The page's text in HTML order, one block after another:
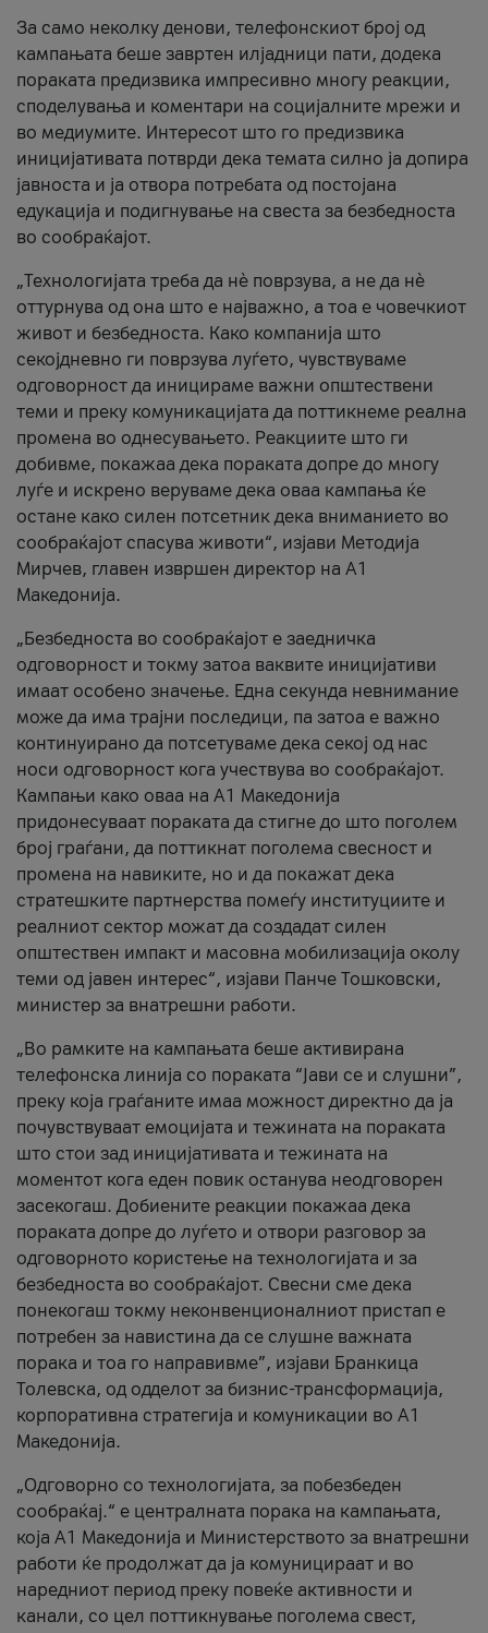
За само неколку денови, телефонскиот број од
кампањата беше завртен илјадници пати, додека
пораката предизвика импресивно многу реакции,
споделувања и коментари на социјалните мрежи и
во медиумите. Интересот што го предизвика
иницијативата потврди дека темата силно ја допира
јавноста и ја отвора потребата од постојана
едукација и подигнување на свеста за безбедноста
во сообраќајот.
„Технологијата треба да нè поврзува, а не да нè
оттурнува од она што е најважно, а тоа е човечкиот
живот и безбедноста. Како компанија што
секојдневно ги поврзува луѓето, чувствуваме
одговорност да иницираме важни општествени
теми и преку комуникацијата да поттикнеме реална
промена во однесувањето. Реакциите што ги
добивме, покажаа дека пораката допре до многу
луѓе и искрено веруваме дека оваа кампања ќе
остане како силен потсетник дека вниманието во
сообраќајот спасува животи“, изјави Методија
Мирчев, главен извршен директор на А1
Македонија.
„Безбедноста во сообраќајот е заедничка
одговорност и токму затоа ваквите иницијативи
имаат особено значење. Една секунда невнимание
може да има трајни последици, па затоа е важно
континуирано да потсетуваме дека секој од нас
носи одговорност кога учествува во сообраќајот.
Кампањи како оваа на A1 Македонија
придонесуваат пораката да стигне до што поголем
број граѓани, да поттикнат поголема свесност и
промена на навиките, но и да покажат дека
стратешките партнерства помеѓу институциите и
реалниот сектор можат да создадат силен
општествен импакт и масовна мобилизација околу
теми од јавен интерес“, изјави Панче Тошковски,
министер за внатрешни работи.
„Во рамките на кампањата беше активирана
телефонска линија со пораката “Јави се и слушни”,
преку која граѓаните имаа можност директно да ја
почувствуваат емоцијата и тежината на пораката
што стои зад иницијативата и тежината на
моментот кога еден повик останува неодговорен
засекогаш. Добиените реакции покажаа дека
пораката допре до луѓето и отвори разговор за
одговорното користење на технологијата и за
безбедноста во сообраќајот. Свесни сме дека
понекогаш токму неконвенционалниот пристап е
потребен за навистина да се слушне важната
порака и тоа го направивме”, изјави Бранкица
Толевска, од одделот за бизнис-трансформација,
корпоративна стратегија и комуникации во А1
Македонија.
„Одговорно со технологијата, за побезбеден
сообраќај.“ е централната порака на кампањата,
која A1 Македонија и Министерството за внатрешни
работи ќе продолжат да ја комуницираат и во
наредниот период преку повеќе активности и
канали, со цел поттикнување поголема свест,